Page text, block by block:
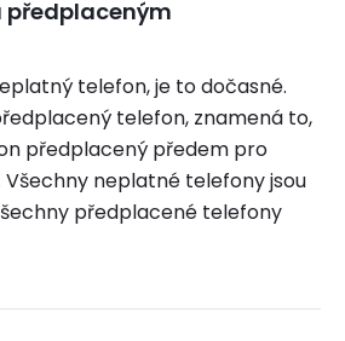
předplaceným
telefon, je to dočasné.
telefon, znamená to,
předplacený předem pro
neplatné telefony jsou
předplacené telefony